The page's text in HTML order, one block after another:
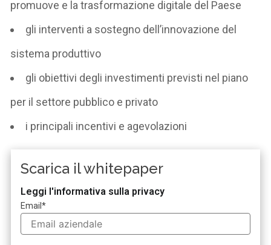
promuove e la trasformazione digitale del Paese
gli interventi a sostegno dell’innovazione del
sistema produttivo
gli obiettivi degli investimenti previsti nel piano
per il settore pubblico e privato
i principali incentivi e agevolazioni
Scarica il whitepaper
Leggi l'informativa sulla privacy
Email*